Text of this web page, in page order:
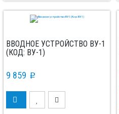
ВВОДНОЕ УСТРОЙСТВО ВУ-1
(КОД: ВУ-1)
9 859 p